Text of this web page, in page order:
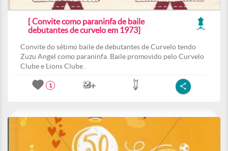
[ Convite como paraninfa de baile
debutantes de curvelo em 1973]
Convite do sétimo baile de debutantes de Curvelo tendo
Zuzu Angel como paraninfa. Baile promovido pelo Curvelo
Clube e Lions Clube .
1